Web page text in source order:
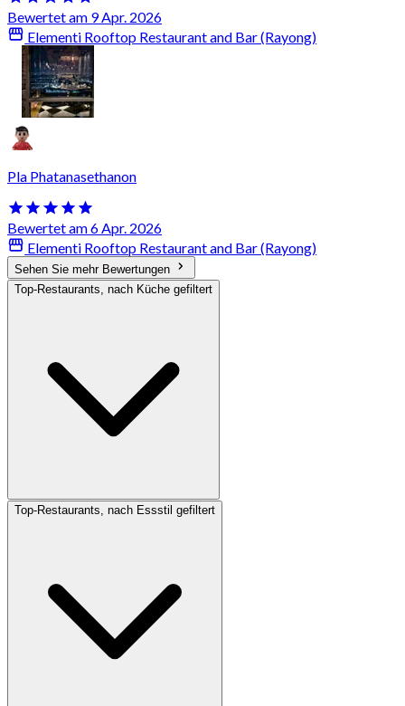
Bewertet am 9 Apr. 2026
Elementi Rooftop Restaurant and Bar (Rayong)
Pla Phatanasethanon
Bewertet am 6 Apr. 2026
Elementi Rooftop Restaurant and Bar (Rayong)
Sehen Sie mehr Bewertungen
Top-Restaurants, nach Küche gefiltert
Top-Restaurants, nach Essstil gefiltert